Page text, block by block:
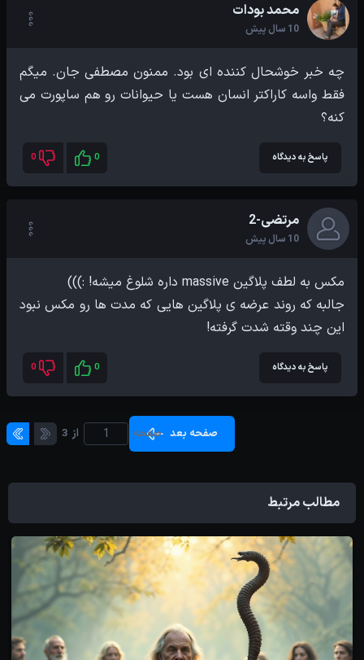
محمد بودات
10 سال پیش
چه خبر خوشحال کننده ای بود. ممنون مصطفی جان. میگم
فقط واسه کاراکتر انسان هست یا حیوانات رو هم ساپورت می
کنه؟
پاسخ به دیدگاه 0
0
مرتضی-2
10 سال پیش
جالبه که روند عرضه ی پلاگین هایی که مدت ها رو مکس نبود
این چند وقته شدت گرفته!
پاسخ به دیدگاه 0
0
صفحه بعد صفحه از 3
مطالب مرتبط